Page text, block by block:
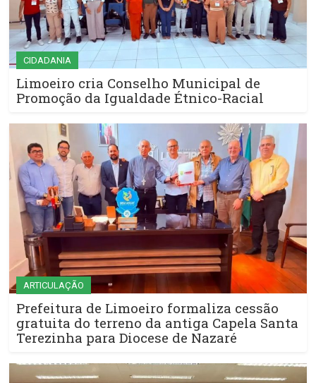
CIDADANIA
Limoeiro cria Conselho Municipal de
Promoção da Igualdade Étnico-Racial
ARTICULAÇÃO
Prefeitura de Limoeiro formaliza cessão
gratuita do terreno da antiga Capela Santa
Terezinha para Diocese de Nazaré